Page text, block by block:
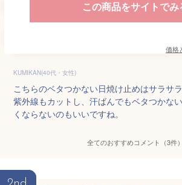
この商品をサイトでみ
価格
KUMIKAN(40代・女性)
こちらのベタつかない日焼け止めはサラサ
紫外線もカットし、汗ばんでもベタつかな
くならないのもいいですね。
全てのおすすめコメント（3件）